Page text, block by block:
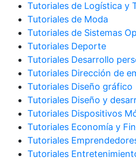
Tutoriales de Logística y
Tutoriales de Moda
Tutoriales de Sistemas
Tutoriales Deporte
Tutoriales Desarrollo
Tutoriales Dirección de
Tutoriales Diseño gráfico
Tutoriales Diseño y
Tutoriales Dispositivos
Tutoriales Economía y
Tutoriales
Tutoriales